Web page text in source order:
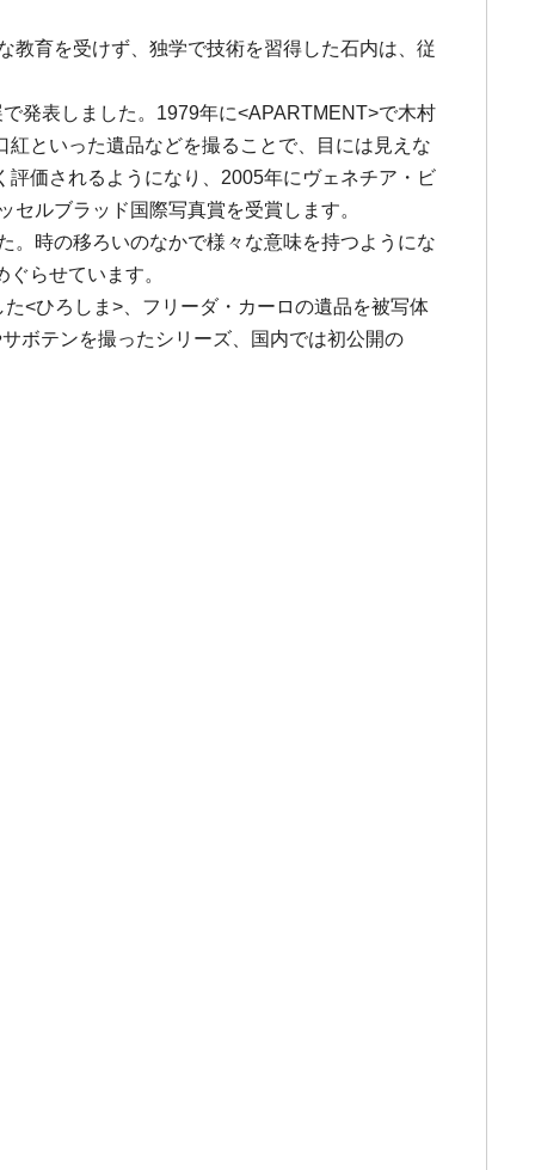
教育を受けず、独学で技術を習得した石内は、従
発表しました。1979年に<APARTMENT>で木村
といった遺品などを撮ることで、目には見えな
価されるようになり、2005年にヴェネチア・ビ
ルブラッド国際写真賞を受賞します。
。時の移ろいのなかで様々な意味を持つようにな
らせています。
<ひろしま>、フリーダ・カーロの遺品を被写体
ボテンを撮ったシリーズ、国内では初公開の